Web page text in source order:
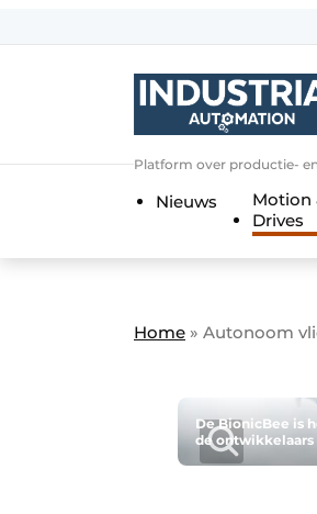
Algemene
Contact
Direct contact
Evenement
Meest gelezen
Nieuwsbrief
Platform over productie-
Nieuws
Motion
Drives
Home » Autonoom
De BionicBee is
de